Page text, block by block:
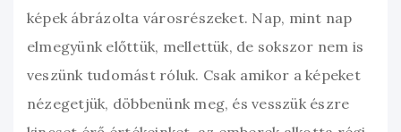
képek ábrázolta városrészeket. Nap, mint nap
elmegyünk előttük, mellettük, de sokszor nem is
veszünk tudomást róluk. Csak amikor a képeket
nézegetjük, döbbenünk meg, és vesszük észre